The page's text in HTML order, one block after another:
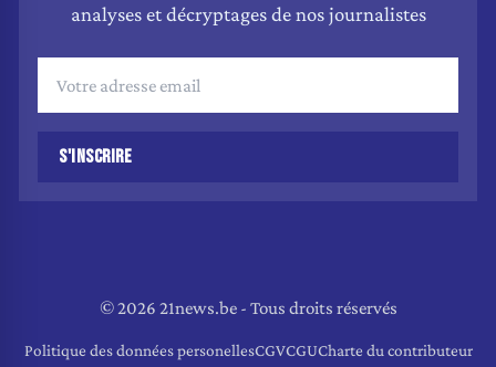
analyses et décryptages de nos journalistes
S'INSCRIRE
© 2026 21news.be - Tous droits réservés
Politique des données personellesCGVCGUCharte du contributeur